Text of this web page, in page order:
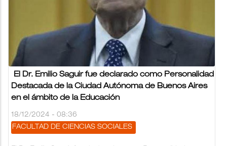
El Dr. Emilio Saguir fue declarado como Personalidad
Destacada de la Ciudad Autónoma de Buenos Aires
en el ámbito de la Educación
18/12/2024 - 08:36
FACULTAD DE CIENCIAS SOCIALES